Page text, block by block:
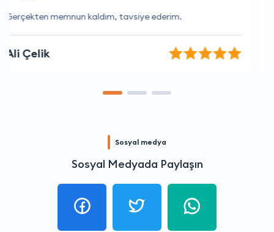
Her zaman doğru zamanlama ve mükemmel hizmet.
Alp Akın
Sosyal medya
Sosyal Medyada Paylaşın